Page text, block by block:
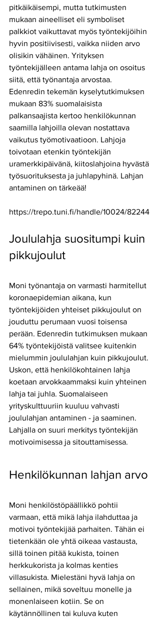
pitkäikäisempi, mutta tutkimusten
mukaan aineelliset eli symboliset
palkkiot vaikuttavat myös työntekijöihin
hyvin positiivisesti, vaikka niiden arvo
olisikin vähäinen. Yrityksen
työntekijälleen antama lahja on osoitus
siitä, että työnantaja arvostaa.
Edenredin tekemän kyselytutkimuksen
mukaan 83% suomalaisista
palkansaajista kertoo henkilökunnan
saamilla lahjoilla olevan nostattava
vaikutus työmotivaatioon. Lahjoja
toivotaan etenkin työntekijän
uramerkkipäivänä, kiitoslahjoina hyvästä
työsuorituksesta ja juhlapyhinä. Lahjan
antaminen on tärkeää!
https://trepo.tuni.fi/handle/10024/82244
Joululahja suositumpi kuin
pikkujoulut
Moni työnantaja on varmasti harmitellut
koronaepidemian aikana, kun
työntekijöiden yhteiset pikkujoulut on
jouduttu perumaan vuosi toisensa
perään. Edenredin tutkimuksen mukaan
64% työntekijöistä valitsee kuitenkin
mielummin joululahjan kuin pikkujoulut.
Uskon, että henkilökohtainen lahja
koetaan arvokkaammaksi kuin yhteinen
lahja tai juhla. Suomalaiseen
yrityskulttuuriin kuuluu vahvasti
joululahjan antaminen - ja saaminen.
Lahjalla on suuri merkitys työntekijän
motivoimisessa ja sitouttamisessa.
Henkilökunnan lahjan arvo
Moni henkilöstöpäällikkö pohtii
varmaan, että mikä lahja ilahduttaa ja
motivoi työntekijää parhaiten. Tähän ei
tietenkään ole yhtä oikeaa vastausta,
sillä toinen pitää kukista, toinen
herkkukorista ja kolmas kenties
villasukista. Mielestäni hyvä lahja on
sellainen, mikä soveltuu monelle ja
monenlaiseen kotiin. Se on
käytännöllinen tai kuluva kuten